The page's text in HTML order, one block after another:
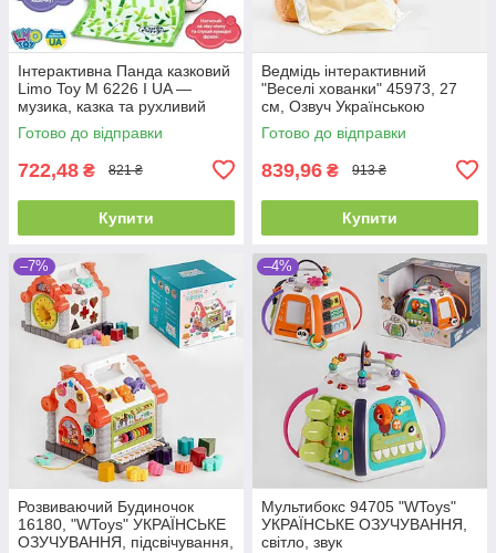
Інтерактивна Панда казковий
Limo Toy M 6226 I UA —
музика, казка та рухливий
рот, ідеально для малюка
Готово до відправки
722,48 ₴ 821 ₴
Купити
Ведмідь інтерактивний
"Веселі хованки" 45973, 27
см, Озвуч Українською
мовою, говорить, грає в
хованки
Готово до відправки
839,96 ₴ 913 ₴
Купити
–7%
Розвиваючий Будиночок
16180, "WToys" УКРАЇНСЬКЕ
ОЗУЧУВАННЯ, підсвічування,
–4%
Мультибокс 94705 "WToys"
УКРАЇНСЬКЕ ОЗУЧУВАННЯ,
світло, звук